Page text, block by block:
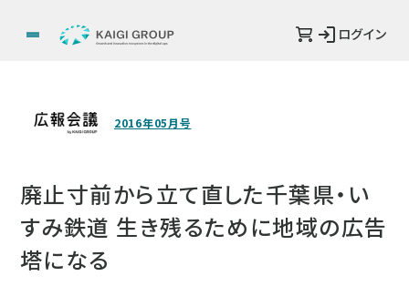
ログイン
2016年05月号
廃止寸前から立て直した千葉県・い
すみ鉄道 生き残るために地域の広告
塔になる